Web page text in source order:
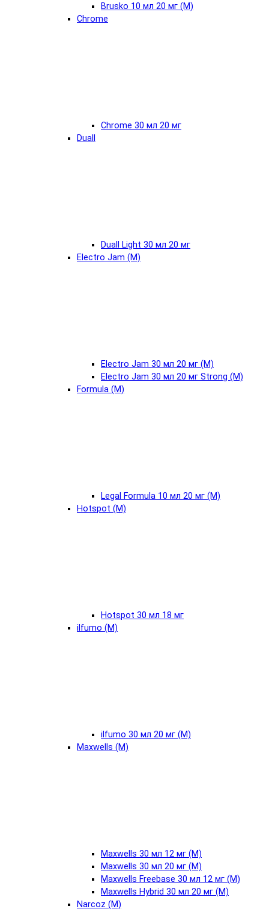
Brusko 10 мл 20 мг (М)
Chrome
Chrome 30 мл 20 мг
Duall
Duall Light 30 мл 20 мг
Electro Jam (М)
Electro Jam 30 мл 20 мг (М)
Electro Jam 30 мл 20 мг Strong (М)
Formula (М)
Legal Formula 10 мл 20 мг (М)
Hotspot (М)
Hotspot 30 мл 18 мг
ilfumo (М)
ilfumo 30 мл 20 мг (М)
Maxwells (М)
Maxwells 30 мл 12 мг (М)
Maxwells 30 мл 20 мг (М)
Maxwells Freebase 30 мл 12 мг (М)
Maxwells Hybrid 30 мл 20 мг (М)
Narcoz (М)